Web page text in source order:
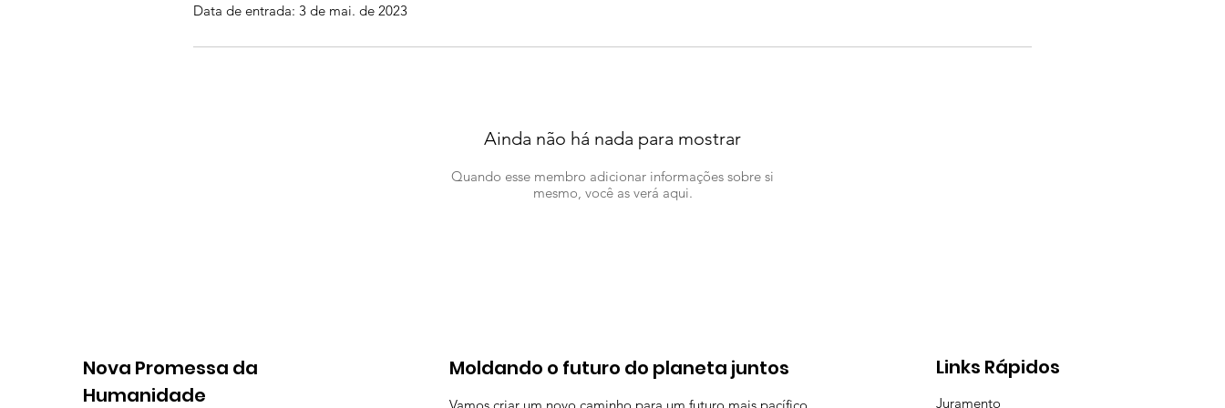
Data de entrada: 3 de mai. de 2023
Ainda não há nada para mostrar
Quando esse membro adicionar informações sobre si
mesmo, você as verá aqui.
Nova Promessa da
Humanidade
Moldando o futuro do planeta juntos Links Rápidos
Juramento